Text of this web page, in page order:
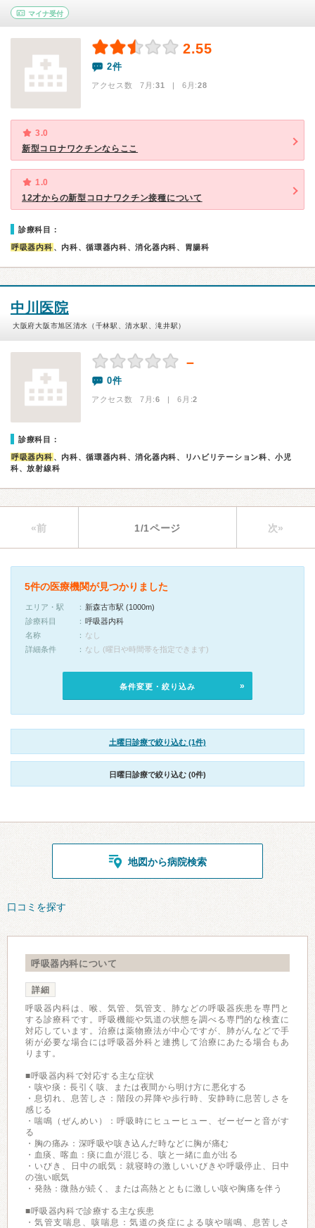
マイナ受付
2.55
2件
アクセス数 7月:31 | 6月:28
3.0
新型コロナワクチンならここ
1.0
12才からの新型コロナワクチン接種について
診療科目：
呼吸器内科 、内科、循環器内科、消化器内科、胃腸科
中川医院
大阪府大阪市旭区清水（千林駅、清水駅、滝井駅）
－
0件
アクセス数 7月:6 | 6月:2
診療科目：
呼吸器内科 、内科、循環器内科、消化器内科、リハビリテーション科、小児
科、放射線科
«前 1/1ページ 次»
5件の医療機関が見つかりました
エリア・駅
新森古市駅 (1000m)
診療科目
呼吸器内科
名称
なし
詳細条件
なし (曜日や時間帯を指定できます)
条件変更・絞り込み
土曜日診療で絞り込む (1件)
日曜日診療で絞り込む (0件)
地図から病院検索
口コミを探す
呼吸器内科について
詳細
呼吸器内科は、喉、気管、気管支、肺などの呼吸器疾患を専門と
する診療科です。呼吸機能や気道の状態を調べる専門的な検査に
対応しています。治療は薬物療法が中心ですが、肺がんなどで手
術が必要な場合には呼吸器外科と連携して治療にあたる場合もあ
ります。
■呼吸器内科で対応する主な症状
・咳や痰：長引く咳、または夜間から明け方に悪化する
・息切れ、息苦しさ：階段の昇降や歩行時、安静時に息苦しさを
感じる
・喘鳴（ぜんめい）：呼吸時にヒューヒュー、ゼーゼーと音がす
る
・胸の痛み：深呼吸や咳き込んだ時などに胸が痛む
・血痰、喀血：痰に血が混じる、咳と一緒に血が出る
・いびき、日中の眠気：就寝時の激しいいびきや呼吸停止、日中
の強い眠気
・発熱：微熱が続く、または高熱とともに激しい咳や胸痛を伴う
■呼吸器内科で診療する主な疾患
・気管支喘息、咳喘息：気道の炎症による咳や喘鳴、息苦しさ